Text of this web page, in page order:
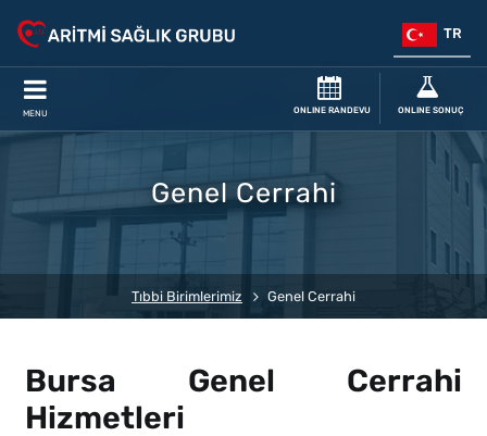
TR
MENU ONLINE RANDEVU ONLINE SONUÇ
Genel Cerrahi
Tıbbi Birimlerimiz Genel Cerrahi
Bursa Genel Cerrahi
Hizmetleri